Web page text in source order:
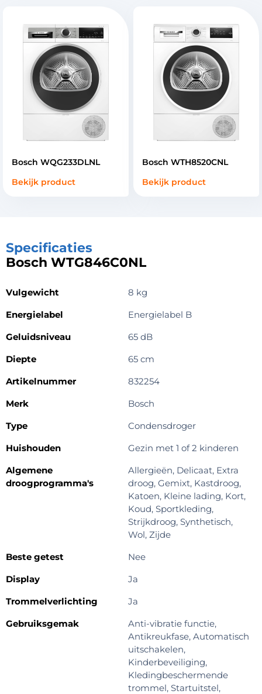
Bosch WQG233DLNL
Bekijk product
Bosch WTH8520CNL
Bekijk product
Specificaties
Bosch WTG846C0NL
Vulgewicht
8 kg
Energielabel
Energielabel B
Geluidsniveau
65 dB
Diepte
65 cm
Artikelnummer
832254
Merk
Bosch
Type
Condensdroger
Huishouden
Gezin met 1 of 2 kinderen
Algemene
droogprogramma's
Allergieën, Delicaat, Extra
droog, Gemixt, Kastdroog,
Katoen, Kleine lading, Kort,
Koud, Sportkleding,
Strijkdroog, Synthetisch,
Wol, Zijde
Beste getest
Nee
Display
Ja
Trommelverlichting
Ja
Gebruiksgemak
Anti-vibratie functie,
Antikreukfase, Automatisch
uitschakelen,
Kinderbeveiliging,
Kledingbeschermende
trommel, Startuitstel,